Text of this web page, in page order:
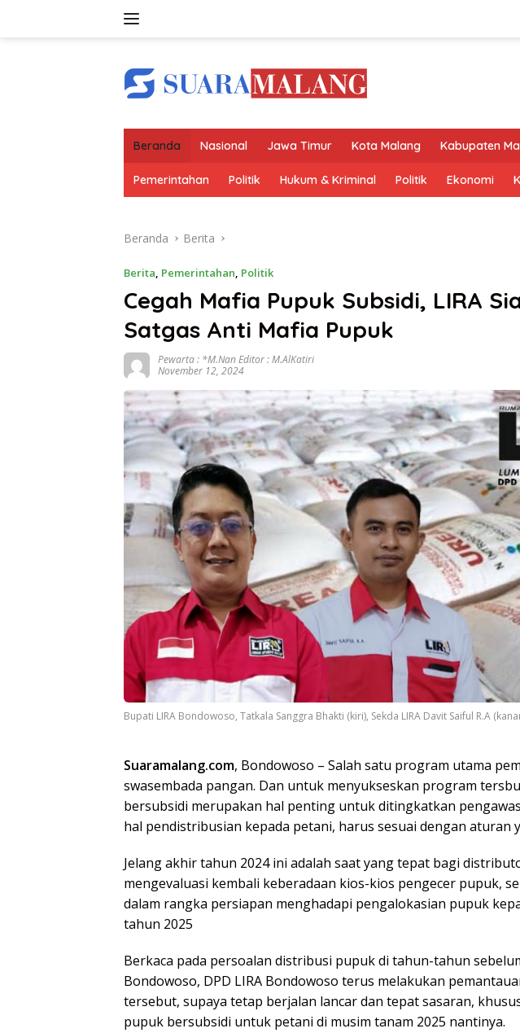
Beranda Nasional Jawa Timur Kota Malang Kabupaten
Pemerintahan Politik Hukum & Kriminal Politik Ekonomi
Beranda Berita
Berita, Pemerintahan, Politik
Cegah Mafia Pupuk Subsidi, LIRA
Satgas Anti Mafia Pupuk
Pewarta : *M.Nan Editor : M.AlKatiri
November 12, 2024
Bupati LIRA Bondowoso, Tatkala Sanggra Bhakti (kiri), Sekda LIRA Davit Saiful R.A
Suaramalang.com, Bondowoso – Salah satu program utama
swasembada pangan. Dan untuk menyukseskan program
bersubsidi merupakan hal penting untuk ditingkatkan
hal pendistribusian kepada petani, harus sesuai dengan aturan
Jelang akhir tahun 2024 ini adalah saat yang tepat bagi
mengevaluasi kembali keberadaan kios-kios pengecer pupuk,
dalam rangka persiapan menghadapi pengalokasian pupuk
tahun 2025
Berkaca pada persoalan distribusi pupuk di tahun-tahun
Bondowoso, DPD LIRA Bondowoso terus melakukan
tersebut, supaya tetap berjalan lancar dan tepat sasaran,
pupuk bersubsidi untuk petani di musim tanam 2025 nantinya.